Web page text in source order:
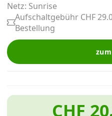
Internet, TV, Telefon
Aktionen
Netz: Sunrise
Aufschaltgebühr CHF
Bestellung
CHF